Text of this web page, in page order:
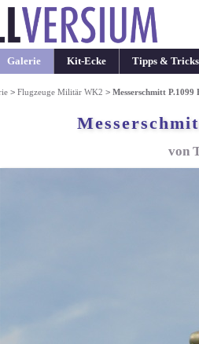
Galerie Kit-Ecke Tipps & Tricks
> Flugzeuge Militär WK2 > Messerschmitt
von